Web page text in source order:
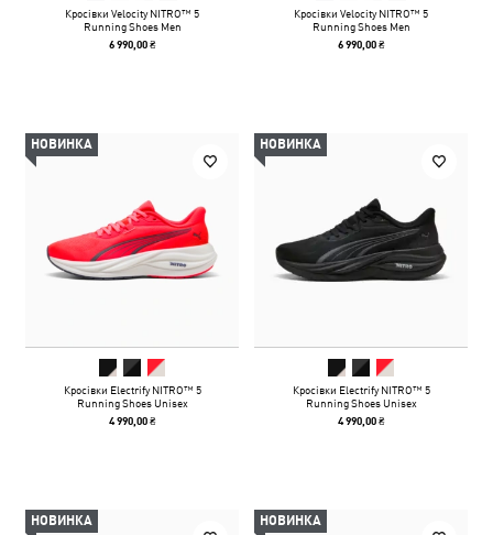
Кросівки Velocity NITRO™ 5
Running Shoes Men
6 990,00 ₴
Кросівки Velocity NITRO™ 5
Running Shoes Men
6 990,00 ₴
НОВИНКА
Кросівки Electrify NITRO™ 5
Running Shoes Unisex
4 990,00 ₴
НОВИНКА
Кросівки Electrify NITRO™ 5
Running Shoes Unisex
4 990,00 ₴
НОВИНКА НОВИНКА